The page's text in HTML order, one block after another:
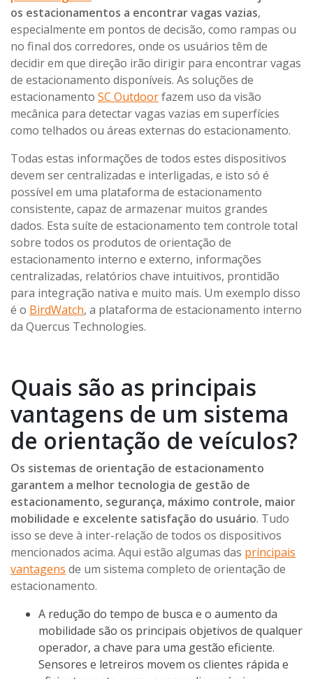
os estacionamentos a encontrar vagas vazias,
especialmente em pontos de decisão, como rampas ou
no final dos corredores, onde os usuários têm de
decidir em que direção irão dirigir para encontrar vagas
de estacionamento disponíveis. As soluções de
estacionamento SC Outdoorfazem uso da visão
mecânica para detectar vagas vazias em superfícies
como telhados ou áreas externas do estacionamento.
Todas estas informações de todos estes dispositivos
devem ser centralizadas e interligadas, e isto só é
possível em uma plataforma de estacionamento
consistente, capaz de armazenar muitos grandes
dados. Esta suíte de estacionamento tem controle total
sobre todos os produtos de orientação de
estacionamento interno e externo, informações
centralizadas, relatórios chave intuitivos, prontidão
para integração nativa e muito mais. Um exemplo disso
é o BirdWatch, a plataforma de estacionamento interno
da Quercus Technologies.
Quais são as principais
vantagens de um sistema
de orientação de veículos?
Os sistemas de orientação de estacionamento
garantem a melhor tecnologia de gestão de
estacionamento, segurança, máximo controle, maior
mobilidade e excelente satisfação do usuário. Tudo
isso se deve à inter-relação de todos os dispositivos
mencionados acima. Aqui estão algumas das principais
vantagens de um sistema completo de orientação de
estacionamento.
A redução do tempo de busca e o aumento da
mobilidade são os principais objetivos de qualquer
operador, a chave para uma gestão eficiente.
Sensores e letreiros movem os clientes rápida e